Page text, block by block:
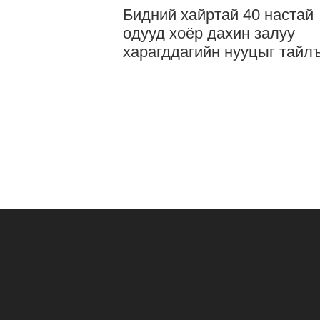
Бидний хайртай 40 настай
одууд хоёр дахин залуу
харагддагийн нууцыг